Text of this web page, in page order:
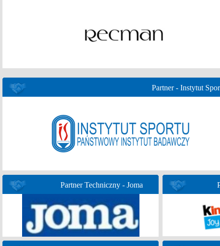
Partner - Instytut
Partner Techniczny - Joma